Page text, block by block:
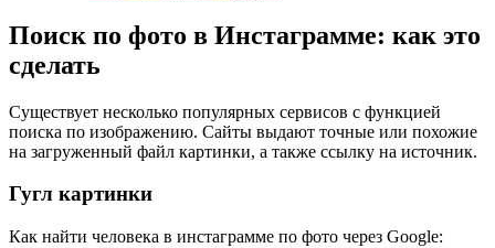
Поиск по фото в Инстаграмме: как это
сделать
Существует несколько популярных сервисов c функцией
поиска по изображению. Сайты выдают точные или похожие
на загруженный файл картинки, а также ссылку на источник.
Гугл картинки
Как найти человека в инстаграмме по фото через Google: